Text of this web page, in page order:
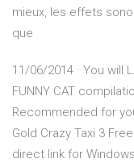
mieux, les effets
que
11/06/2014 · You will
FUNNY CAT
Recommended for
Gold Crazy Taxi 3
direct link for